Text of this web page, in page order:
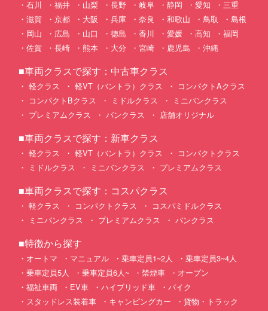
石川
福井 山梨 長野 岐阜 静岡 愛知
三重
滋賀
京都 大阪 兵庫 奈良 和歌山 鳥取
島根
岡山
広島 山口 徳島 香川 愛媛 高知
福岡
佐賀
長崎 熊本 大分 宮崎 鹿児島 沖縄
■車両クラスで探す：中古車クラス
軽クラス 軽VT（バントラ）クラス
コンパクトAクラス
コンパクトBクラス
ミドルクラス
ミニバンクラス
プレミアムクラス
バンクラス 店舗オリジナル
■車両クラスで探す：新車クラス
軽クラス 軽VT（バントラ）クラス
コンパクトクラス
ミドルクラス
ミニバンクラス プレミアムクラス
■車両クラスで探す：コスパクラス
軽クラス コンパクトクラス
コスパミドルクラス
ミニバンクラス
プレミアムクラス バンクラス
■特徴から探す
オートマ マニュアル 乗車定員1~2人
乗車定員3~4人
乗車定員5人
乗車定員6人~ 禁煙車
オープン
福祉車両
EV車 ハイブリッド車
バイク
スタッドレス装着車
キャンピングカー
貨物・トラック